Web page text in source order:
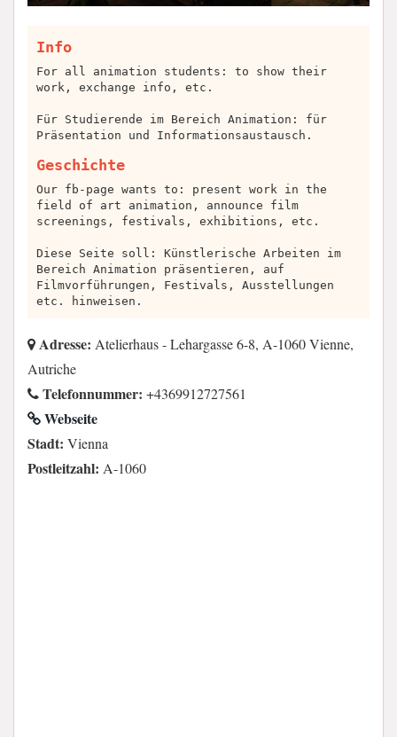
Info
For all animation students: to show their
work, exchange info, etc.
Für Studierende im Bereich Animation: für
Präsentation und Informationsaustausch.
Geschichte
Our fb-page wants to: present work in the
field of art animation, announce film
screenings, festivals, exhibitions, etc.
Diese Seite soll: Künstlerische Arbeiten im
Bereich Animation präsentieren, auf
Filmvorführungen, Festivals, Ausstellungen
etc. hinweisen.
Adresse: Atelierhaus - Lehargasse 6-8, A-1060 Vienne,
Autriche
Telefonnummer: +4369912727561
Webseite
Stadt: Vienna
Postleitzahl: A-1060